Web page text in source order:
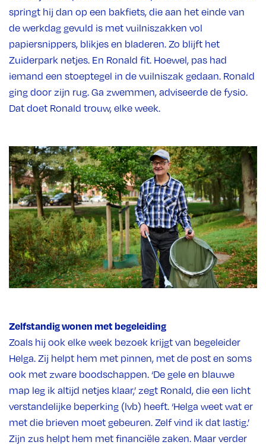
springt hij dan op een bakfiets, die aan het einde van
de werkdag gevuld is met vuilniszakken vol
papiersnippers, blikjes en bladeren. Zo blijft het
Zuiderpark netjes. En Ronald fit. Hoewel, pas had
iemand een stoeptegel in de vuilniszak gedaan. Ronald
ging door zijn rug. Ga zwemmen, adviseerde de fysio.
Dat doet Ronald trouw, elke week.
Zelfstandig wonen met begeleiding
Zoals hij ook elke week bezoek krijgt van begeleider
Helga. Zij helpt hem met pinnen, met de post en soms
ook met zware boodschappen. ‘De gele en blauwe
map leg ik altijd netjes klaar,’ zegt Ronald, die een licht
verstandelijke beperking (lvb) heeft. ‘Helga weet wat er
met die brieven moet gebeuren. Zelf vind ik dat lastig.’
Zijn zus helpt hem met financiële zaken. Maar verder